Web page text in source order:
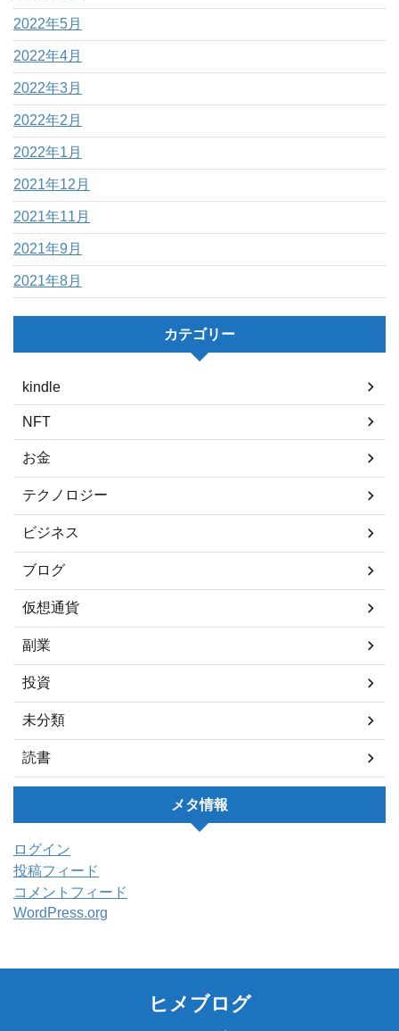
2022年5月
2022年4月
2022年3月
2022年2月
2022年1月
2021年12月
2021年11月
2021年9月
2021年8月
カテゴリー
kindle
NFT
お金
テクノロジー
ビジネス
ブログ
仮想通貨
副業
投資
未分類
読書
メタ情報
ログイン
投稿フィード
コメントフィード
WordPress.org
ヒメブログ